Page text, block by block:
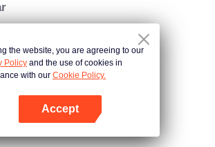
Mundo de los Inmortales
Chicas Picantes
the website, you are agreeing to our
Policy and the use of cookies in
with our Cookie Policy.
Accept